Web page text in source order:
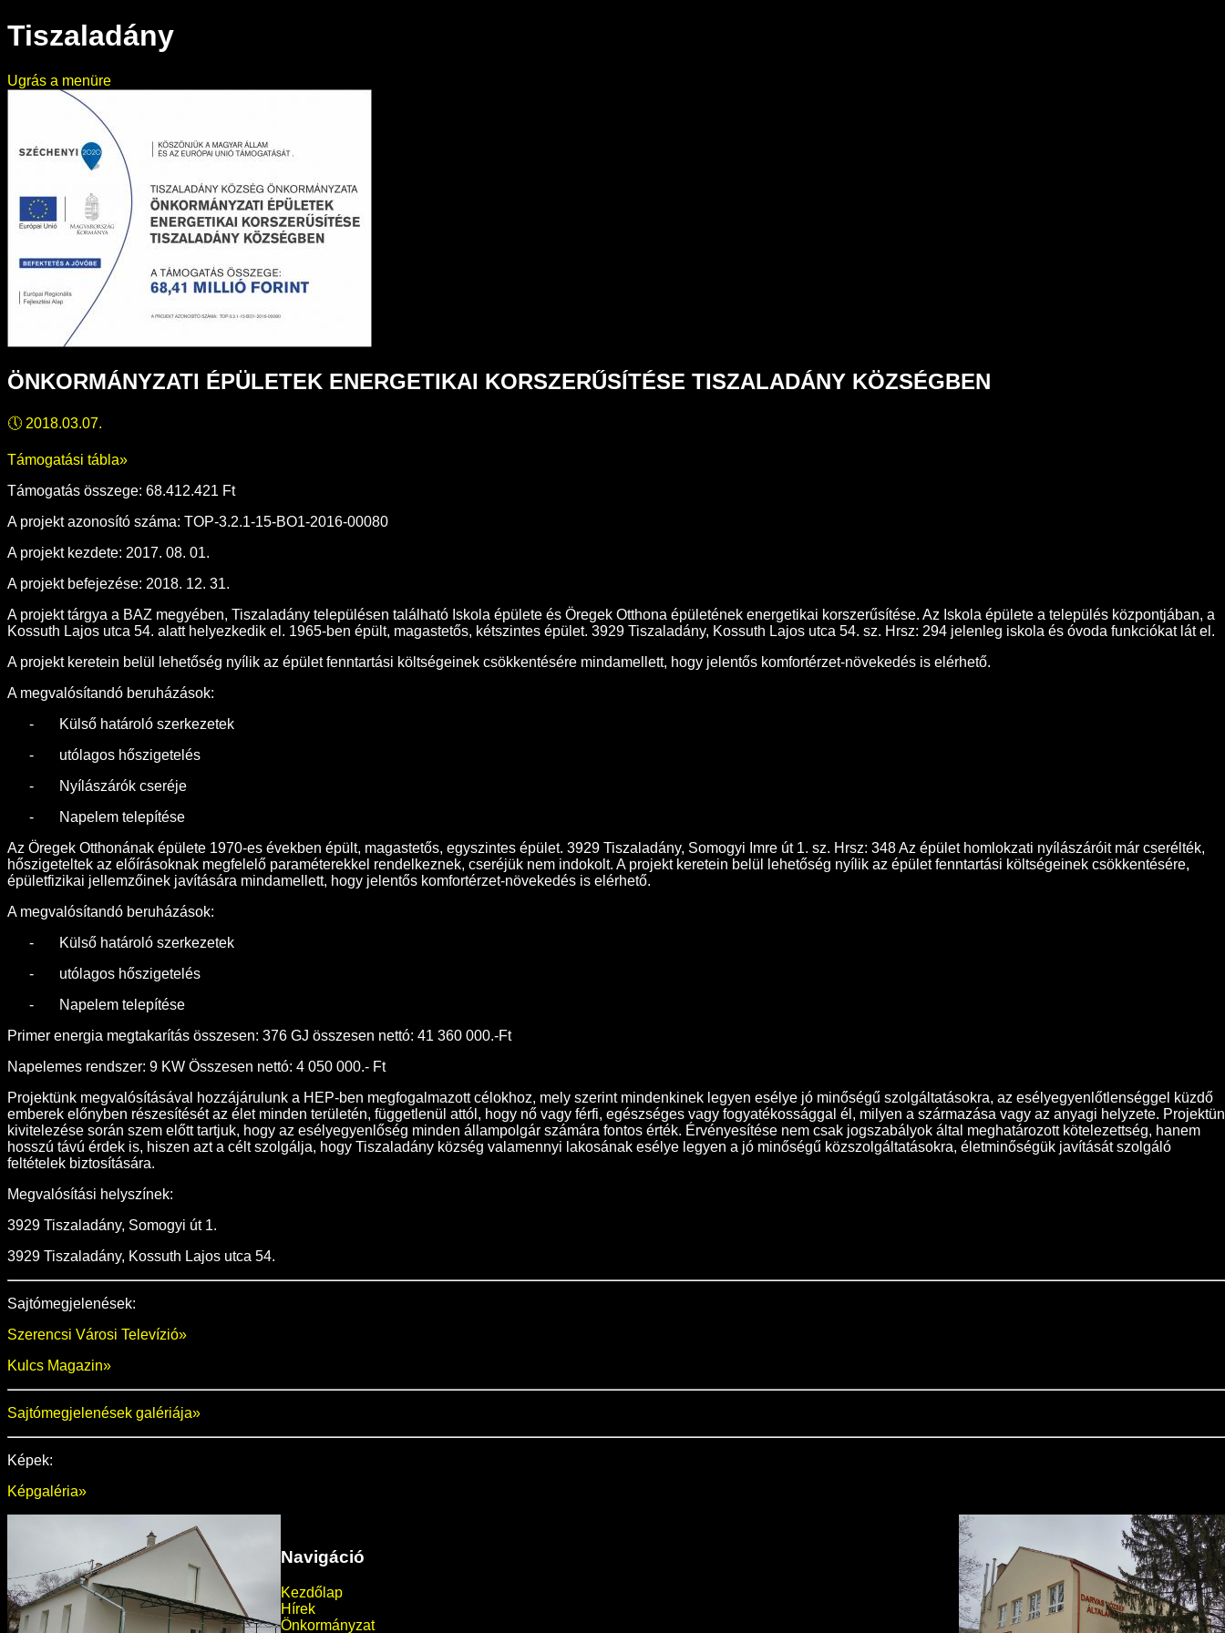
Tiszaladány
Ugrás a menüre
ÖNKORMÁNYZATI ÉPÜLETEK ENERGETIKAI KORSZERŰSÍTÉSE TISZALADÁNY KÖZSÉGBEN
🕔 2018.03.07.
Támogatási tábla»
Támogatás összege: 68.412.421 Ft
A projekt azonosító száma: TOP-3.2.1-15-BO1-2016-00080
A projekt kezdete: 2017. 08. 01.
A projekt befejezése: 2018. 12. 31.
A projekt tárgya a BAZ megyében, Tiszaladány településen található Iskola épülete és Öregek Otthona épületének energetikai korszerűsítése. Az Iskola épülete a település központjában, a
Kossuth Lajos utca 54. alatt helyezkedik el. 1965-ben épült, magastetős, kétszintes épület. 3929 Tiszaladány, Kossuth Lajos utca 54. sz. Hrsz: 294 jelenleg iskola és óvoda funkciókat lát el.
A projekt keretein belül lehetőség nyílik az épület fenntartási költségeinek csökkentésére mindamellett, hogy jelentős komfortérzet-növekedés is elérhető.
A megvalósítandó beruházások:
-
Külső határoló szerkezetek
-
utólagos hőszigetelés
-
Nyílászárók cseréje
-
Napelem telepítése
Az Öregek Otthonának épülete 1970-es években épült, magastetős, egyszintes épület. 3929 Tiszaladány, Somogyi Imre út 1. sz. Hrsz: 348 Az épület homlokzati nyílászáróit már cserélték,
hőszigeteltek az előírásoknak megfelelő paraméterekkel rendelkeznek, cseréjük nem indokolt. A projekt keretein belül lehetőség nyílik az épület fenntartási költségeinek csökkentésére,
épületfizikai jellemzőinek javítására mindamellett, hogy jelentős komfortérzet-növekedés is elérhető.
A megvalósítandó beruházások:
-
Külső határoló szerkezetek
-
utólagos hőszigetelés
-
Napelem telepítése
Primer energia megtakarítás összesen: 376 GJ összesen nettó: 41 360 000.-Ft
Napelemes rendszer: 9 KW Összesen nettó: 4 050 000.- Ft
Projektünk megvalósításával hozzájárulunk a HEP-ben megfogalmazott célokhoz, mely szerint mindenkinek legyen esélye jó minőségű szolgáltatásokra, az esélyegyenlőtlenséggel küzdő
emberek előnyben részesítését az élet minden területén, függetlenül attól, hogy nő vagy férfi, egészséges vagy fogyatékossággal él, milyen a származása vagy az anyagi helyzete.
kivitelezése során szem előtt tartjuk, hogy az esélyegyenlőség minden állampolgár számára fontos érték. Érvényesítése nem csak jogszabályok által meghatározott kötelezettség, hanem
hosszú távú érdek is, hiszen azt a célt szolgálja, hogy Tiszaladány község valamennyi lakosának esélye legyen a jó minőségű közszolgáltatásokra, életminőségük javítását szolgáló
feltételek biztosítására.
Megvalósítási helyszínek:
3929 Tiszaladány, Somogyi út 1.
3929 Tiszaladány, Kossuth Lajos utca 54.
Sajtómegjelenések:
Szerencsi Városi Televízió»
Kulcs Magazin»
Sajtómegjelenések galériája»
Képek:
Képgaléria»
Navigáció
Kezdőlap
Hírek
Önkormányzat